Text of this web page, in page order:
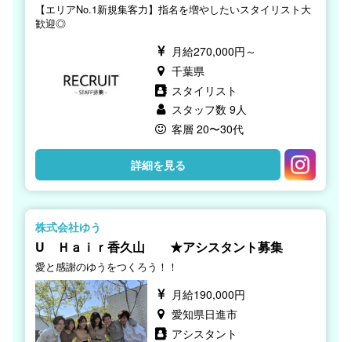
【エリアNo.1新規集客力】指名を増やしたいスタイリスト大
歓迎◎
月給270,000円～
千葉県
スタイリスト
スタッフ数 9人
客層 20〜30代
詳細を見る
株式会社ゆう
U Ｈａｉｒ香久山 ★アシスタント募集
愛と感謝のゆうをつくろう！！
月給190,000円
愛知県日進市
アシスタント